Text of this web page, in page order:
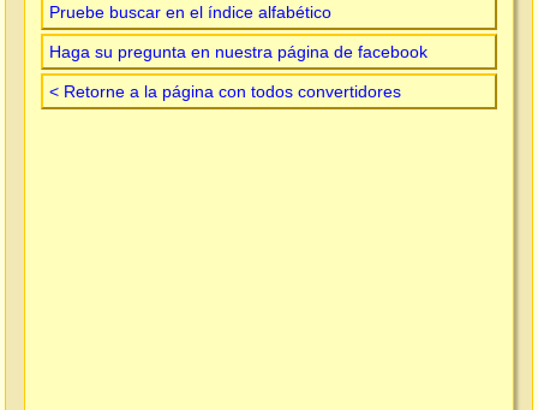
Pruebe buscar en el índice alfabético
Haga su pregunta en nuestra página de facebook
< Retorne a la página con todos convertidores